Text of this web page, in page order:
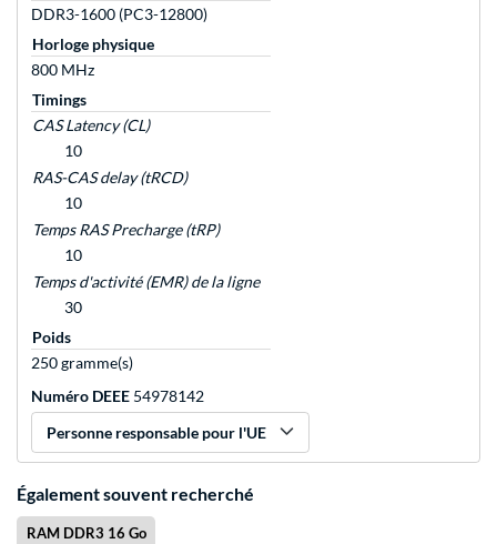
DDR3-1600 (PC3-12800)
Horloge physique
800 MHz
Timings
CAS Latency (CL)
10
RAS-CAS delay (tRCD)
10
Temps RAS Precharge (tRP)
10
Temps d'activité (EMR) de la ligne
30
Poids
250 gramme(s)
Numéro DEEE 54978142
Personne responsable pour l'UE
Également souvent recherché
RAM DDR3 16 Go